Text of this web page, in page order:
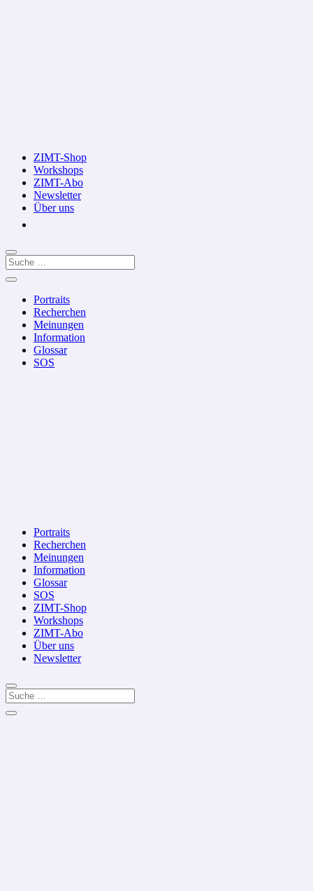
ZIMT-Shop
Workshops
ZIMT-Abo
Newsletter
Über uns
Portraits
Recherchen
Meinungen
Information
Glossar
SOS
Portraits
Recherchen
Meinungen
Information
Glossar
SOS
ZIMT-Shop
Workshops
ZIMT-Abo
Über uns
Newsletter